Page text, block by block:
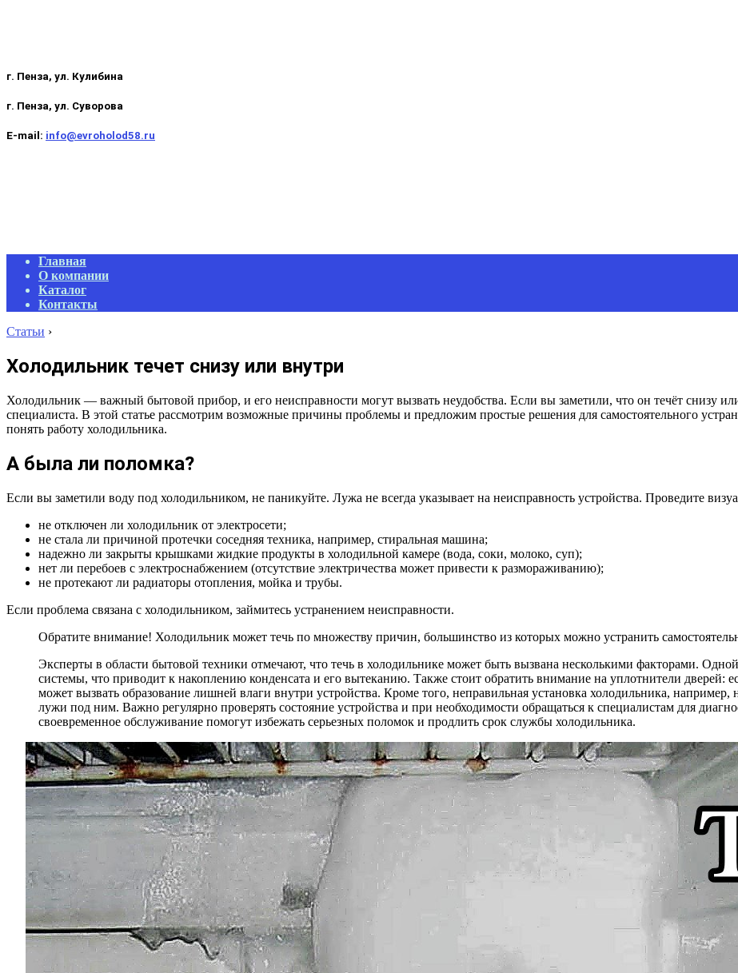
г. Пенза, ул. Кулибина
г. Пенза, ул. Суворова
E-mail: info@evroholod58.ru
Primary
Navigation
Menu
Главная
О компании
Каталог
Контакты
Статьи ›
Холодильник течет снизу или внутри
Холодильник — важный бытовой прибор, и его неисправности могут вызвать неудобства. Если вы заметили, что он течёт снизу
специалиста. В этой статье рассмотрим возможные причины проблемы и предложим простые решения для самостоятельного
понять работу холодильника.
А была ли поломка?
Если вы заметили воду под холодильником, не паникуйте. Лужа не всегда указывает на неисправность устройства. Проведите
не отключен ли холодильник от электросети;
не стала ли причиной протечки соседняя техника, например, стиральная машина;
надежно ли закрыты крышками жидкие продукты в холодильной камере (вода, соки, молоко, суп);
нет ли перебоев с электроснабжением (отсутствие электричества может привести к размораживанию);
не протекают ли радиаторы отопления, мойка и трубы.
Если проблема связана с холодильником, займитесь устранением неисправности.
Обратите внимание! Холодильник может течь по множеству причин, большинство из которых можно устранить
Эксперты в области бытовой техники отмечают, что течь в холодильнике может быть вызвана несколькими факторами.
системы, что приводит к накоплению конденсата и его вытеканию. Также стоит обратить внимание на уплотнители дверей:
может вызвать образование лишней влаги внутри устройства. Кроме того, неправильная установка холодильника, например,
лужи под ним. Важно регулярно проверять состояние устройства и при необходимости обращаться к специалистам для
своевременное обслуживание помогут избежать серьезных поломок и продлить срок службы холодильника.